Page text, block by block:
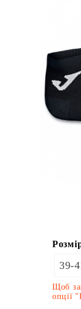
39-
Щоб
опції